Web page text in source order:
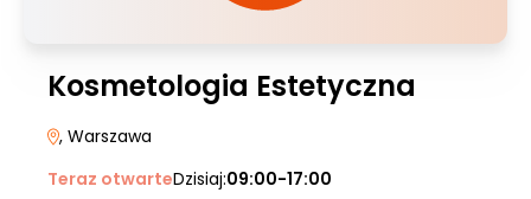
Kosmetologia Estetyczna
, Warszawa
Teraz otwarteDzisiaj:09:00-17:00